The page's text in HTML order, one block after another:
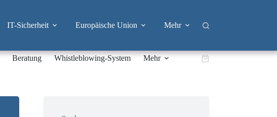
IT-Sicherheit Europäische Union Mehr
Beratung Whistleblowing-System Mehr Warenkorb